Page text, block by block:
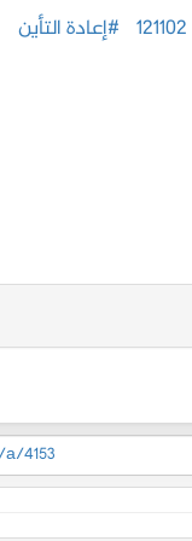
#إعادة التأين
4153